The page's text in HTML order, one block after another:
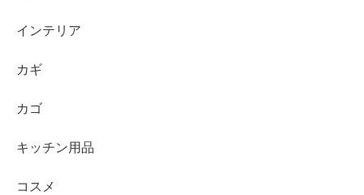
インテリア
カギ
カゴ
キッチン用品
コスメ